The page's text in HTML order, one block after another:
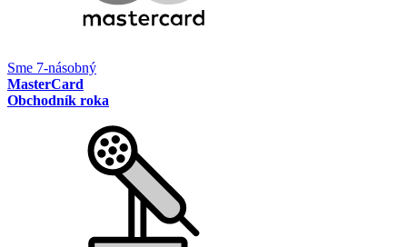
Sme 7-násobný
MasterCard
Obchodník roka